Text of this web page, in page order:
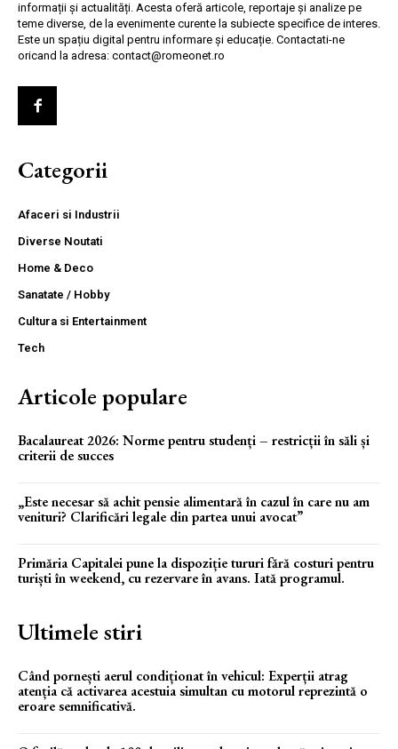
informații și actualități. Acesta oferă articole, reportaje și analize pe
teme diverse, de la evenimente curente la subiecte specifice de interes.
Este un spațiu digital pentru informare și educație. Contactati-ne
oricand la adresa: contact@romeonet.ro
Categorii
Afaceri si Industrii
Diverse Noutati
Home & Deco
Sanatate / Hobby
Cultura si Entertainment
Tech
Articole populare
Bacalaureat 2026: Norme pentru studenți – restricții în săli și
criterii de succes
„Este necesar să achit pensie alimentară în cazul în care nu am
venituri? Clarificări legale din partea unui avocat”
Primăria Capitalei pune la dispoziție tururi fără costuri pentru
turiști în weekend, cu rezervare în avans. Iată programul.
Ultimele stiri
Când pornești aerul condiționat în vehicul: Experții atrag
atenția că activarea acestuia simultan cu motorul reprezintă o
eroare semnificativă.